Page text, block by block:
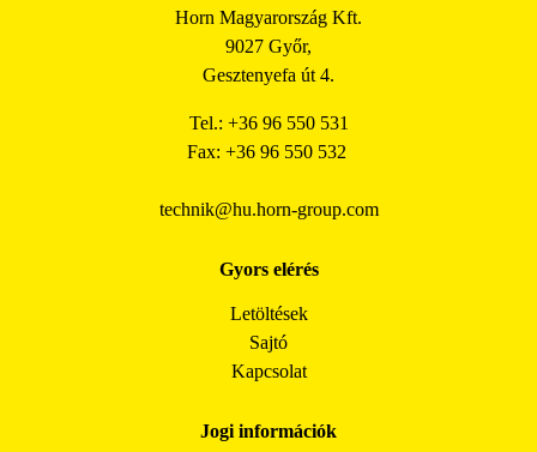
Horn Magyarország Kft.
9027 Győr,
Gesztenyefa út 4.
Tel.: +36 96 550 531
Fax: +36 96 550 532
technik@hu.horn-group.com
Gyors elérés
Letöltések
Sajtó
Kapcsolat
Jogi információk